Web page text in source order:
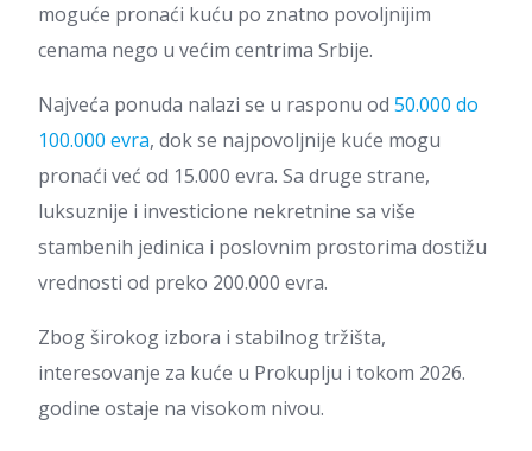
moguće pronaći kuću po znatno povoljnijim
cenama nego u većim centrima Srbije.
Najveća ponuda nalazi se u rasponu od 50.000 do
100.000 evra, dok se najpovoljnije kuće mogu
pronaći već od 15.000 evra. Sa druge strane,
luksuznije i investicione nekretnine sa više
stambenih jedinica i poslovnim prostorima dostižu
vrednosti od preko 200.000 evra.
Zbog širokog izbora i stabilnog tržišta,
interesovanje za kuće u Prokuplju i tokom 2026.
godine ostaje na visokom nivou.